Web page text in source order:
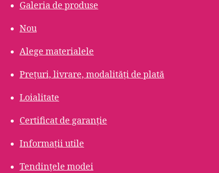
Galeria de produse
Nou
Alege materialele
Prețuri, livrare, modalități de plată
Loialitate
Certificat de garanție
Informații utile
Tendințele modei